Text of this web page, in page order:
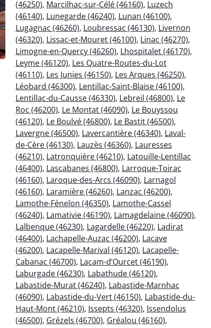
(46250), Marcilhac-sur-Célé (46160), Luzech
(46140), Lunegarde (46240), Lunan (46100),
Lugagnac (46260), Loubressac (46130), Livernon
(46320), Lissac-et-Mouret (46100), Linac (46270),
Limogne-en-Quercy (46260), Lhospitalet (46170),
Leyme (46120), Les Quatre-Routes-du-Lot
(46110), Les Junies (46150), Les Arques (46250),
Léobard (46300), Lentillac-Saint-Blaise (46100),
Lentillac-du-Causse (46330), Lebreil (46800), Le
Roc (46200), Le Montat (46090), Le Bouyssou
(46120), Le Boulvé (46800), Le Bastit (46500),
Lavergne (46500), Lavercantière (46340), Laval-
de-Cère (46130), Lauzès (46360), Lauresses
(46210), Latronquière (46210), Latouille-Lentillac
(46400), Lascabanes (46800), Larroque-Toirac
(46160), Laroque-des-Arcs (46090), Larnagol
(46160), Laramière (46260), Lanzac (46200),
Lamothe-Fénelon (46350), Lamothe-Cassel
(46240), Lamativie (46190), Lamagdelaine (46090),
Lalbenque (46230), Lagardelle (46220), Ladirat
(46400), Lachapelle-Auzac (46200), Lacave
(46200), Lacapelle-Marival (46120), Lacapelle-
Cabanac (46700), Lacam-d’Ourcet (46190),
Laburgade (46230), Labathude (46120),
Labastide-Murat (46240), Labastide-Marnhac
(46090), Labastide-du-Vert (46150), Labastide-du-
Haut-Mont (46210), Issepts (46320), Issendolus
(46500), Grézels (46700), Gréalou (46160),